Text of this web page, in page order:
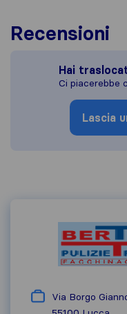
Recensioni
Hai
Ci piacerebbe
Lascia
Via Borgo